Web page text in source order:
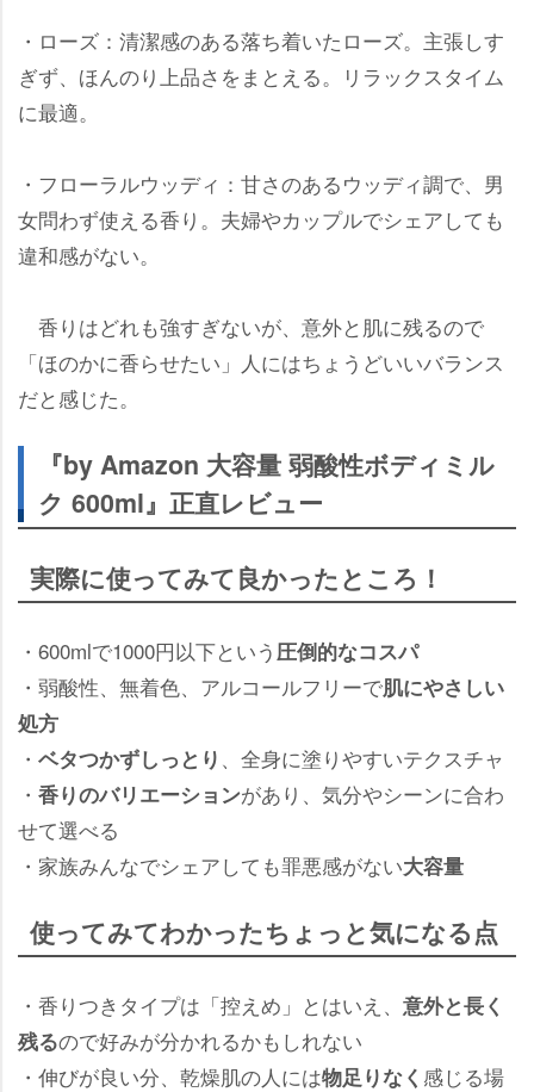
・ローズ：清潔感のある落ち着いたローズ。主張しす
ぎず、ほんのり上品さをまとえる。リラックスタイム
に最適。
・フローラルウッディ：甘さのあるウッディ調で、男
女問わず使える香り。夫婦やカップルでシェアしても
違和感がない。
香りはどれも強すぎないが、意外と肌に残るので
「ほのかに香らせたい」人にはちょうどいいバランス
だと感じた。
『by Amazon 大容量 弱酸性ボディミル
ク 600ml』正直レビュー
実際に使ってみて良かったところ！
・600mlで1000円以下という 圧倒的なコスパ
・弱酸性、無着色、アルコールフリーで肌にやさしい
処方
・ ベタつかずしっとり 、全身に塗りやすいテクスチャ
・ 香りのバリエーションがあり、気分やシーンに合わ
せて選べる
・家族みんなでシェアしても罪悪感がない大容量
使ってみてわかったちょっと気になる点
・香りつきタイプは「控えめ」とはいえ、 意外と長く
残るので好みが分かれるかもしれない
・伸びが良い分、乾燥肌の人には物足りなく 感じる場